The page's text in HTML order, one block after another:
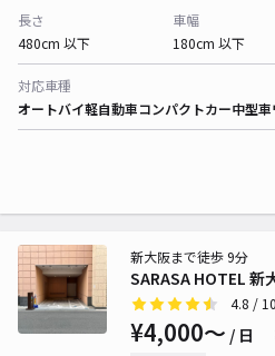
長さ
480cm 以下
車幅
180cm 以下
対応車種
オートバイ軽自動車コンパクトカー中型車
SARASA HOTEL 新
新大阪まで徒歩 9分
4.8 /
¥4,000〜 / 日